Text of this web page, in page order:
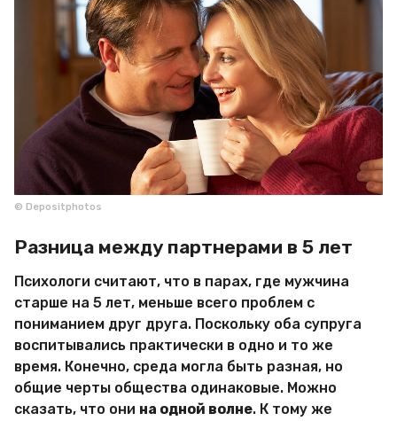
© Depositphotos
Разница между партнерами в 5 лет
Психологи считают, что в парах, где мужчина
старше на 5 лет, меньше всего проблем с
пониманием друг друга. Поскольку оба супруга
воспитывались практически в одно и то же
время. Конечно, среда могла быть разная, но
общие черты общества одинаковые. Можно
сказать, что они на одной волне. К тому же